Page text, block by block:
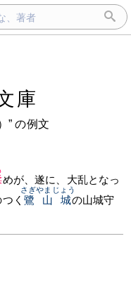
庫
” の例文
めが、遂に、大乱となっ
く 鷺山城
さぎやまじょう
の山城守